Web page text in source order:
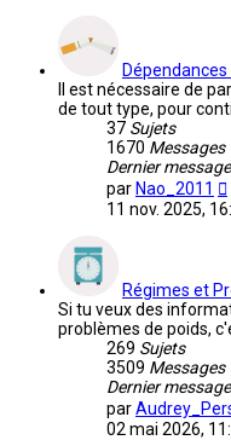
Dépendances
Il est nécessaire de
de tout type, pour
37 Sujets
1670 Messages
Dernier message
parNao_2011
11 nov. 2025,
Régimes et
Si tu veux des
problèmes de poids,
269 Sujets
3509 Messages
Dernier message
par
02 mai 2026,